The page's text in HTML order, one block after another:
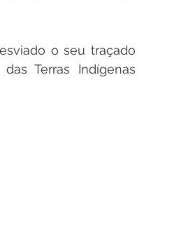
o seu traçado
Terras Indígenas